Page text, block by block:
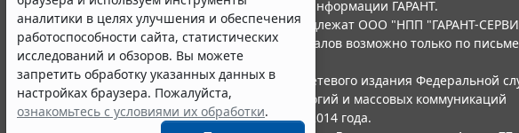
аналитики в целях улучшения и обеспечения
работоспособности сайта, статистических
исследований и обзоров. Вы можете
запретить обработку указанных данных в
настройках браузера. Пожалуйста,
ознакомьтесь с условиями их обработки.
участниками Российской ассоциации правовой информации ГАРАНТ.
Все права на материалы сайта ГАРАНТ.РУ принадлежат ООО "НПП "ГАРАНТ-
Полное или частичное воспроизведение материалов возможно только по
Правила использования портала.
Портал ГАРАНТ.РУ зарегистрирован в качестве сетевого издания Федеральной
надзору в сфере связи,информационных технологий и массовых коммуникаций
(Роскомнадзором), Эл № ФС77-58365 от 18 июня 2014 года.